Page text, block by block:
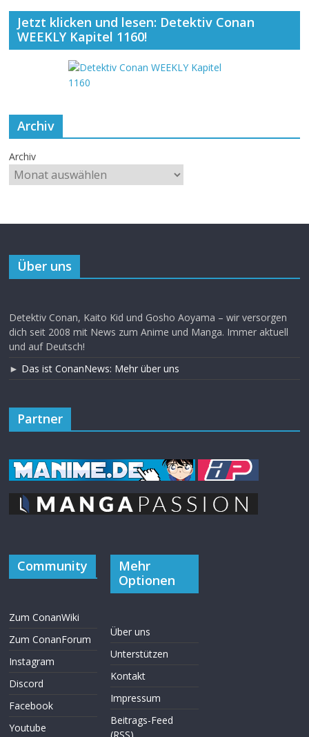
Jetzt klicken und lesen: Detektiv Conan
WEEKLY Kapitel 1160!
Archiv
Archiv
Über uns
Detektiv Conan, Kaito Kid und Gosho Aoyama – wir versorgen
dich seit 2008 mit News zum Anime und Manga. Immer aktuell
und auf Deutsch!
► Das ist ConanNews: Mehr über uns
Partner
Community
Zum ConanWiki
Zum ConanForum
Instagram
Discord
Facebook
Youtube
Mehr
Optionen
Über uns
Unterstützen
Kontakt
Impressum
Beitrags-Feed